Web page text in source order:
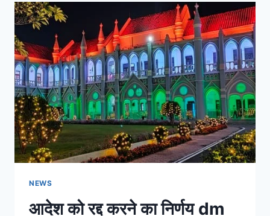
NEWS
आदेश को रद्द करने का निर्णय dm